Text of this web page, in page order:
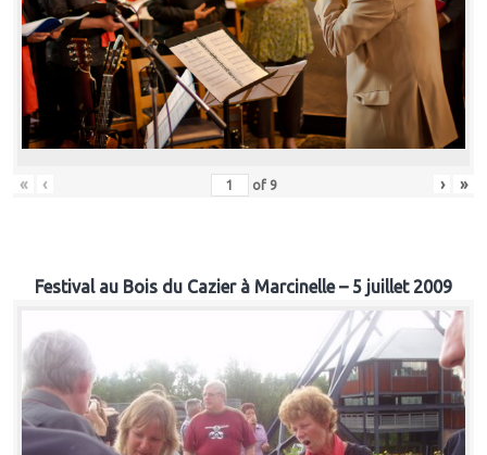
« ‹ of 9 › »
Festival au Bois du Cazier à Marcinelle – 5 juillet 2009